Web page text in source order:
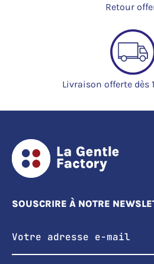
Retour
Livraison offerte dès
SOUSCRIRE À NOTRE